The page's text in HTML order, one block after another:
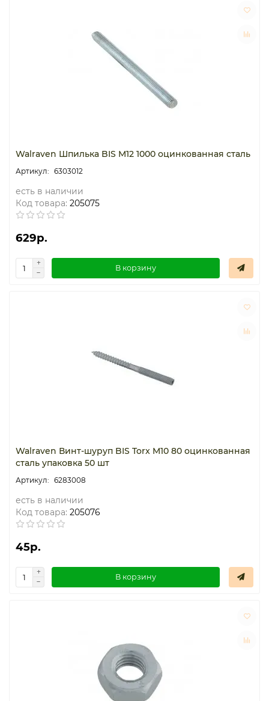
Walraven Шпилька BIS M12 1000 оцинкованная сталь
6303012
есть в наличии
Код товара: 205075
629р.
В корзину
Walraven Винт-шуруп BIS Torx M10 80 оцинкованная
сталь упаковка 50 шт
6283008
есть в наличии
Код товара: 205076
45р.
В корзину